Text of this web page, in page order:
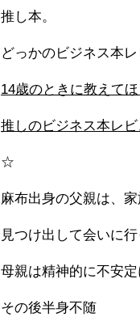
推し本。
どっかのビジネス本
14歳のときに教えて
推しのビジネス本レ
☆
麻布出身の父親は、
見つけ出して会いに
母親は精神的に不安
その後半身不随